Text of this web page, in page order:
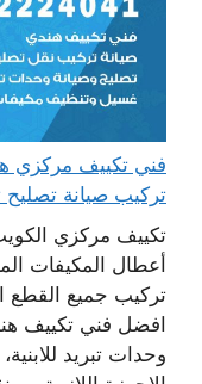
تركيب صيانة تصليح
تكييف مركزي
أعطال المكيفات
تركيب جميع القطع
افضل فني تكييف
وحدات تبريد